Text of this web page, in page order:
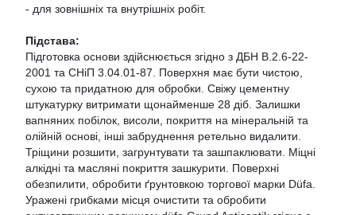
- для зовнішніх та внутрішніх робіт.
Підстава:
Підготовка основи здійснюється згідно з ДБН В.2.6-22-
2001 та СНіП 3.04.01-87. Поверхня має бути чистою,
сухою та придатною для обробки. Свіжу цементну
штукатурку витримати щонайменше 28 діб. Залишки
вапняних побілок, висоли, покриття на мінеральній та
олійній основі, інші забруднення ретельно видалити.
Тріщини розшити, загрунтувати та зашпаклювати. Міцні
алкідні та масляні покриття зашкурити. Поверхні
обезпилити, обробити ґрунтовкою торгової марки Düfa.
Уражені грибками місця очистити та обробити